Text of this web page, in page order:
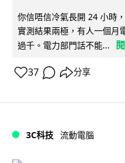
你信唔信冷氣長開 24 小時
實測結果兩極，有人一個月
過千。電力部門話不能...
37 分享
3C科技 流動電腦